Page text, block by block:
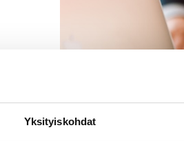
Yksityiskohdat